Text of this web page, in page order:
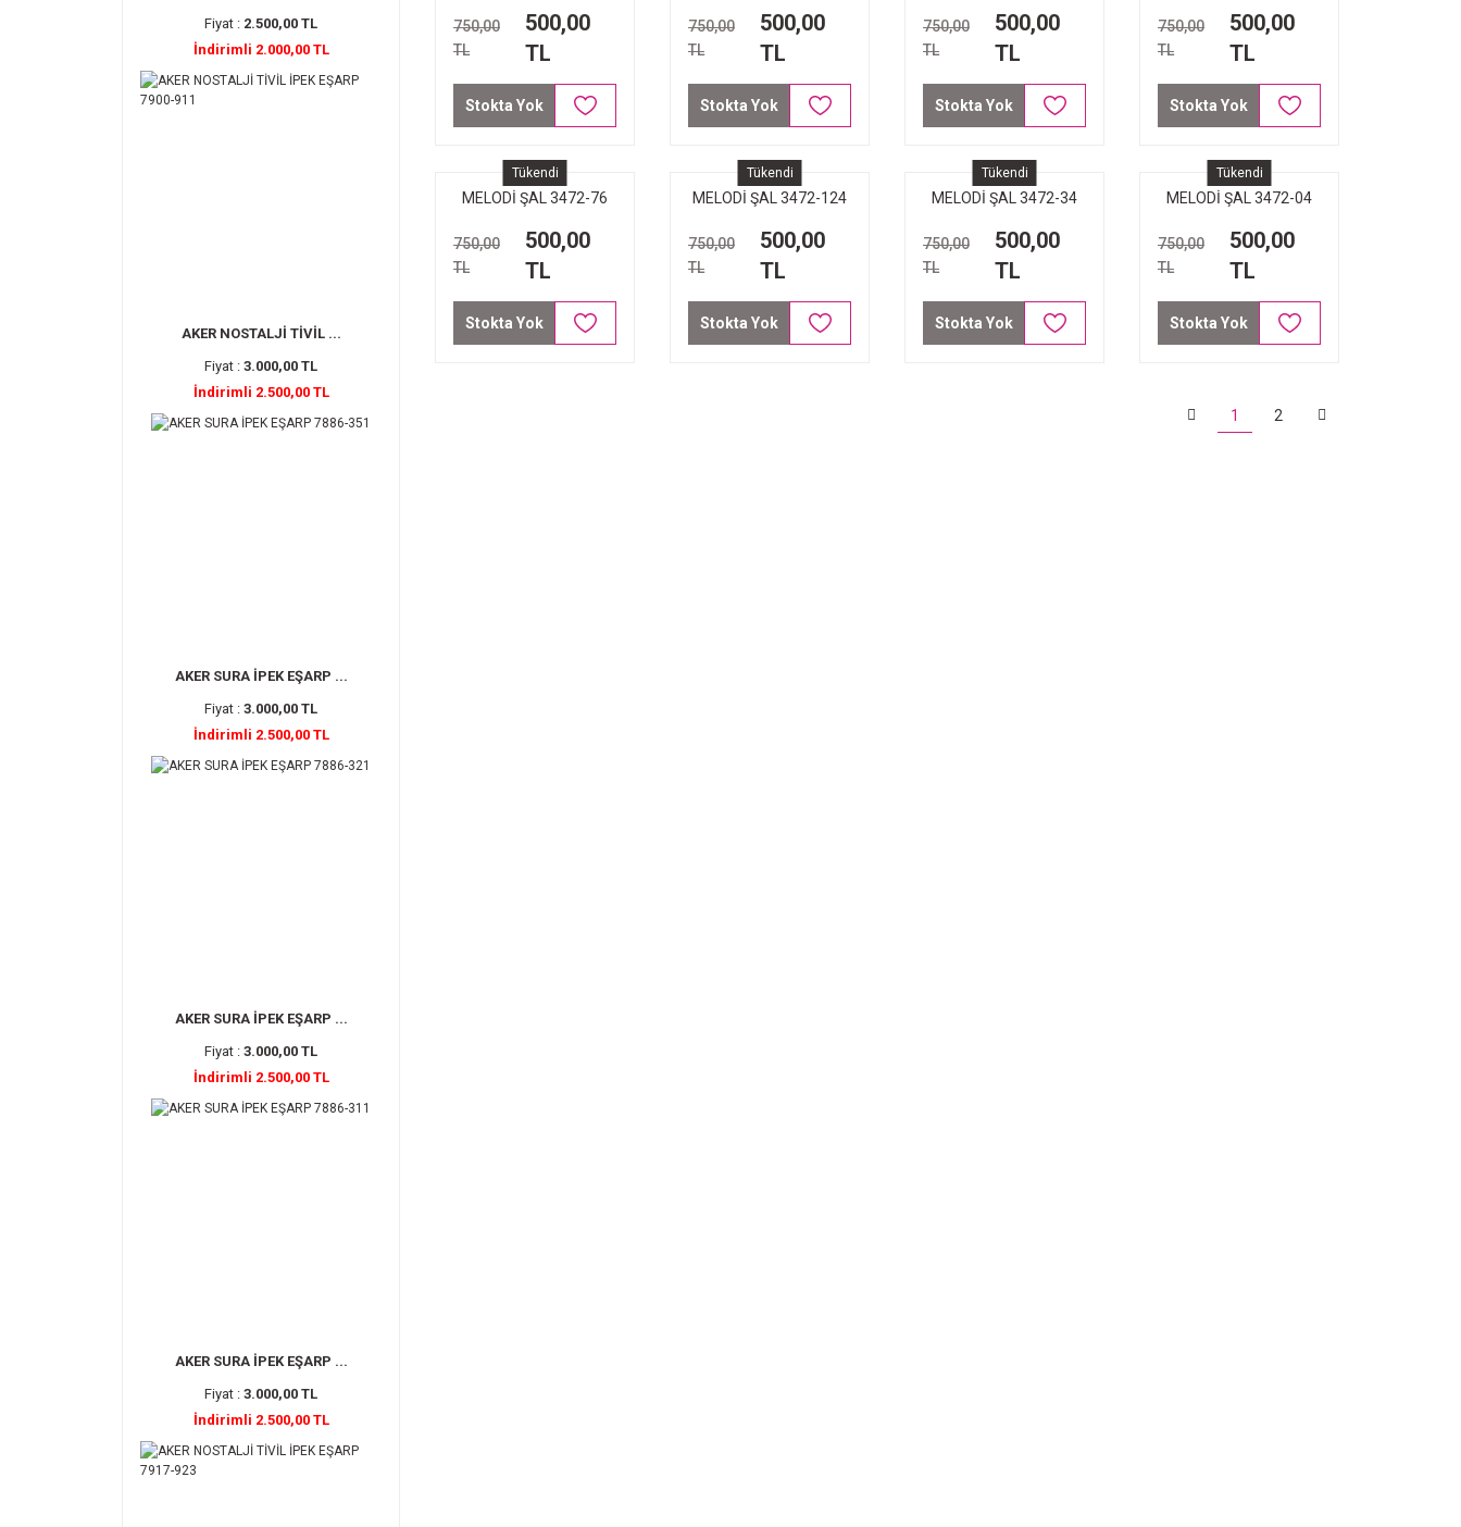
Fiyat : 2.500,00 TL
İndirimli 2.000,00 TL
AKER NOSTALJİ TİVİL ...
Fiyat : 3.000,00 TL
İndirimli 2.500,00 TL
AKER SURA İPEK EŞARP ...
Fiyat : 3.000,00 TL
İndirimli 2.500,00 TL
AKER SURA İPEK EŞARP ...
Fiyat : 3.000,00 TL
İndirimli 2.500,00 TL
AKER SURA İPEK EŞARP ...
Fiyat : 3.000,00 TL
İndirimli 2.500,00 TL
750,00
TL
500,00
TL
Stokta Yok
750,00
TL
500,00
TL
Stokta Yok
750,00
TL
500,00
TL
Stokta Yok
750,00
TL
500,00
TL
Stokta Yok
Tükendi
MELODİ ŞAL 3472-76
750,00
TL
500,00
TL
Stokta Yok
Tükendi
MELODİ ŞAL 3472-124
750,00
TL
500,00
TL
Stokta Yok
Tükendi
MELODİ ŞAL 3472-34
750,00
TL
500,00
TL
Stokta Yok
Tükendi
MELODİ ŞAL 3472-04
750,00
TL
500,00
TL
Stokta Yok
1 2